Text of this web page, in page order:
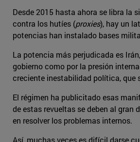
Desde 2015 hasta ahora se libra la
contra los hutíes (proxies), hay un
potencias han instalado bases
La potencia más perjudicada es
gobierno como por la presión
creciente inestabilidad política, que
El régimen ha publicitado esas
de estas revueltas se deben al
en resolver los problemas internos.
Así, muchas veces es difícil darse